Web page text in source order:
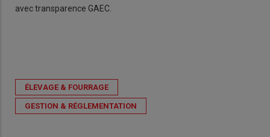
avec transparence GAEC.
ÉLEVAGE & FOURRAGE
GESTION & RÉGLEMENTATION